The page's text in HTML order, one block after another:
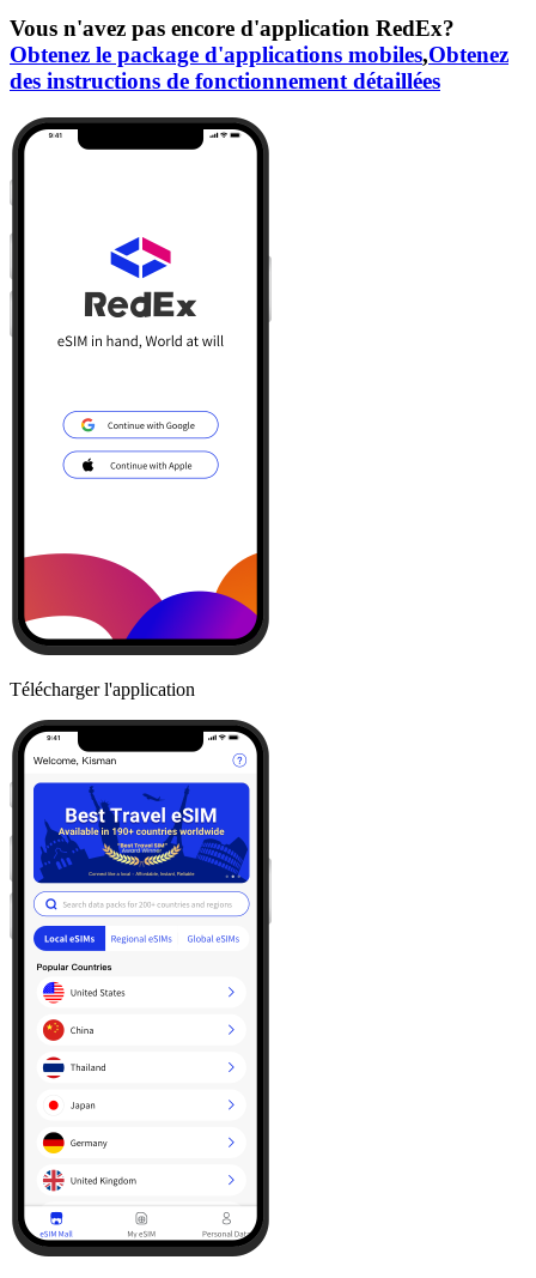
Vous n'avez pas encore d'application RedEx?
Obtenez le package d'applications mobiles,Obtenez
des instructions de fonctionnement détaillées
Télécharger l'application